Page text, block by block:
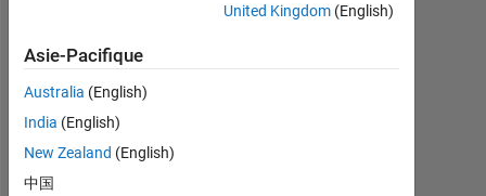
CONTRIBUTIONS 2
United Kingdom(English)
Asie-Pacifique
Australia (English)
India (English)
New Zealand (English)
中国